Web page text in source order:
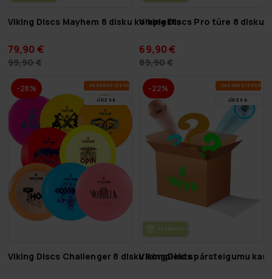
Viking Discs Mayhem 8 disku komplekts
79,90 €
99,90 €
Viking Discs Pro tūre 8 disku
69,90 €
89,90 €
-28% VA­SA­RAS IZ­SKA­ŅA
LĪDZ 9.8.
Viking Discs Challenger 8 disku komplekts
-22% VA­SA­RAS IZ­SKA­ŅA
LĪDZ 9.8.
BEZ­MAK­SAS PIE­GĀ­DE
Viking Discs pārsteigumu